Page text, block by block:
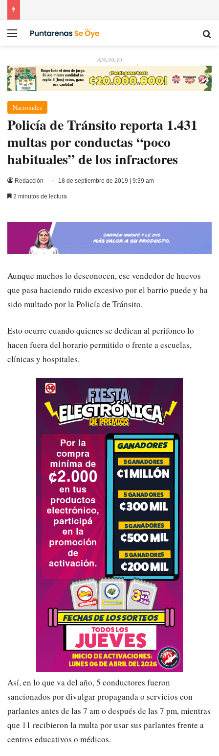
Menú
ANUNCIO
Nacionales
Policía de Tránsito reporta 1.431
multas por conductas “poco
habituales” de los infractores
Redacción 18 de septiembre de 2019 | 9:39 am
2 minutos de lectura
Aunque muchos lo desconocen, ese vendedor de huevos
que pasa haciendo ruido excesivo por el barrio puede y ha
sido multado por la Policía de Tránsito.
Esto ocurre cuando quienes se dedican al perifoneo lo
hacen fuera del horario permitido o frente a escuelas,
clínicas y hospitales.
Así, en lo que va del año, 5 conductores fueron
sancionados por divulgar propaganda o servicios con
parlantes antes de las 7 am o después de las 7 pm, mientras
que 11 recibieron la multa por usar sus parlantes frente a
centros educativos o médicos.